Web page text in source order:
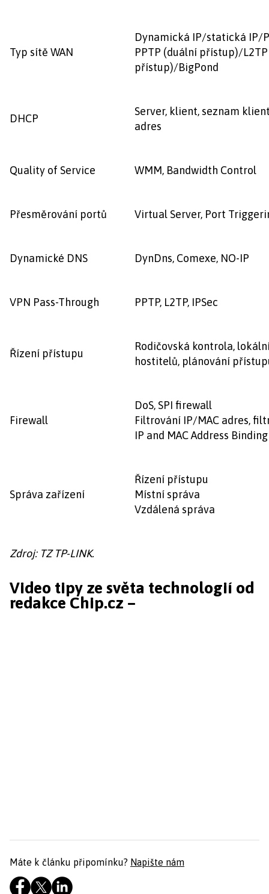
Typ sítě WAN
Dynamická IP/statická IP/
PPTP (duální přístup)/
přístup)/BigPond
DHCP
Server, klient, seznam
adres
Quality of Service WMM, Bandwidth Control
Přesměrování portů Virtual Server, Port
Dynamické DNS DynDns, Comexe, NO-IP
VPN Pass-Through PPTP, L2TP, IPSec
Řízení přístupu
Rodičovská kontrola,
hostitelů, plánování
Firewall
DoS, SPI firewall
Filtrování IP/MAC adres,
IP and MAC Address Binding
Správa zařízení
Řízení přístupu
Místní správa
Vzdálená správa
Zdroj: TZ TP-LINK.
Video tipy ze světa technologií od
redakce Chip.cz –
Máte k článku připomínku? Napište nám